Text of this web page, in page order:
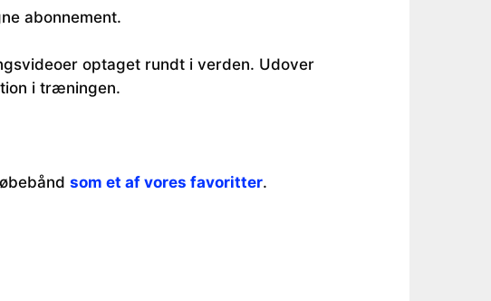
abonnement.
optaget rundt i verden. Udover
i træningen.
som et af vores favoritter.